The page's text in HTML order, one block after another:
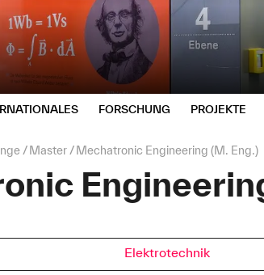
FORSCHUNG PROJEKTE
Master Mechatronic Engineering (M. Eng.)
Elektrotechnik